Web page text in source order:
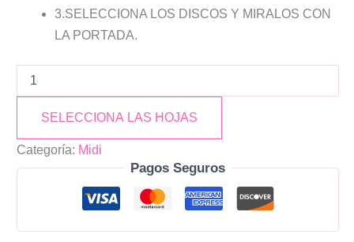
3.SELECCIONA LOS DISCOS Y MIRALOS CON
LA PORTADA.
SELECCIONA LAS HOJAS
Categoría: Midi
Pagos Seguros